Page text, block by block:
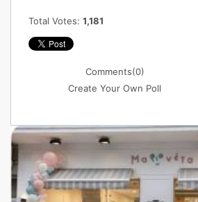
Total Votes: 1,181
Comments(0)
Create Your Own Poll